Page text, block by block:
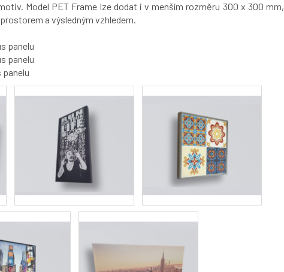
Model PET Frame lze dodat i v menším rozměru 300 x 300 mm,
a výsledným vzhledem.
panelu
panelu
panelu